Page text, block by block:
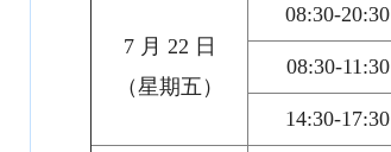
7 月 22 日
（星期五）
08:30-20:30
08:30-11:30
14:30-17:30